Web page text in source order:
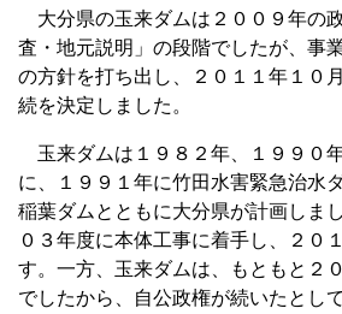
大分県の玉来ダムは２００９年の
査・地元説明」の段階でしたが、事
の方針を打ち出し、２０１１年１０
続を決定しました。
玉来ダムは１９８２年、１９９０
に、１９９１年に竹田水害緊急治水
稲葉ダムとともに大分県が計画しま
０３年度に本体工事に着手し、２０
す。一方、玉来ダムは、もともと２
でしたから、自公政権が続いたとし